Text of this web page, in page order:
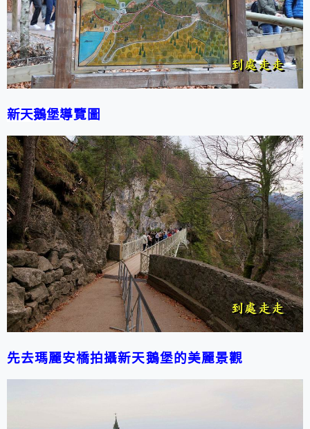
新天鵝堡導覽圖
先去瑪麗安橋拍攝新天鵝堡的美麗景觀